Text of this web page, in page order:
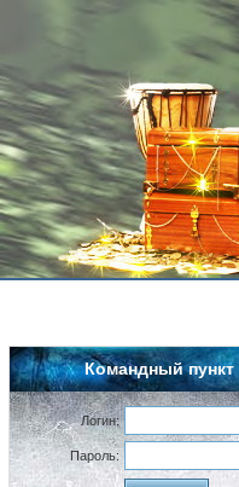
Командный пункт
Логин:
Пароль: